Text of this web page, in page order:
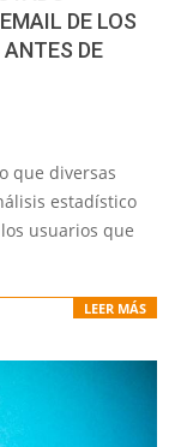
DE LOS
DE
que diversas
estadístico
usuarios que
LEER MÁS